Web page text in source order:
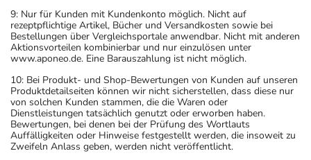
9: Nur für Kunden mit Kundenkonto möglich. Nicht auf
rezeptpflichtige Artikel, Bücher und Versandkosten sowie bei
Bestellungen über Vergleichsportale anwendbar. Nicht mit anderen
Aktionsvorteilen kombinierbar und nur einzulösen unter
www.aponeo.de. Eine Barauszahlung ist nicht möglich.
10: Bei Produkt- und Shop-Bewertungen von Kunden auf unseren
Produktdetailseiten können wir nicht sicherstellen, dass diese nur
von solchen Kunden stammen, die die Waren oder
Dienstleistungen tatsächlich genutzt oder erworben haben.
Bewertungen, bei denen bei der Prüfung des Wortlauts
Auffälligkeiten oder Hinweise festgestellt werden, die insoweit zu
Zweifeln Anlass geben, werden nicht veröffentlicht.